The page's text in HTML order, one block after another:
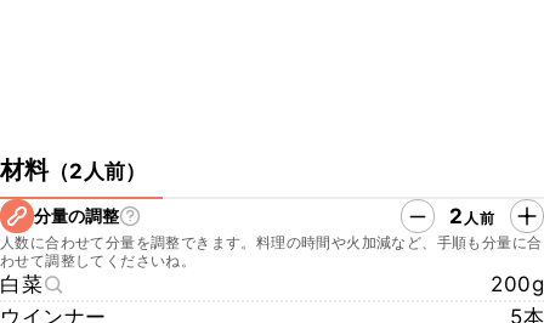
材料（2人前）
分量の調整 2 人前
人数に合わせて分量を調整できます。料理の時間や火加減など、手順も分量に合
わせて調整してくださいね。
白菜
200g
ウインナー
5本